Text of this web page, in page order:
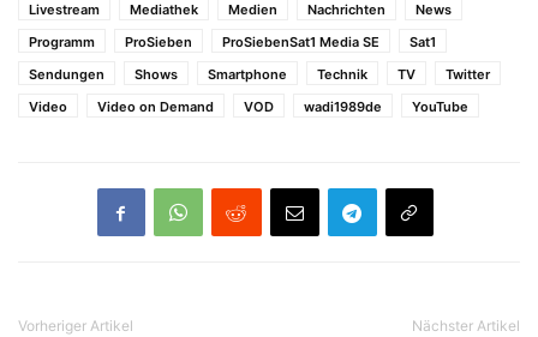
Livestream
Mediathek Medien Nachrichten
News
Programm
ProSieben ProSiebenSat1 Media SE
Sat1
Sendungen
Shows Smartphone Technik TV
Twitter
Video
Video on Demand VOD wadi1989de YouTube
Vorheriger Artikel Nächster Artikel